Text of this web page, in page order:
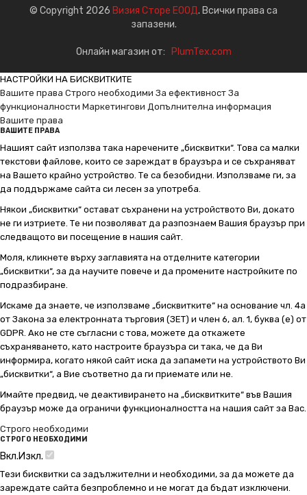
© Copyright 2026 Визия Сторе ЕООД. Всички права са
запазени.
Онлайн магазин от: PlumTex.com
НАСТРОЙКИ НА БИСКВИТКИТЕ
Вашите права Строго необходими За ефективност За
функционалности Маркетингови Допълнителна информация
Вашите права
ВАШИТЕ ПРАВА
Нашият сайт използва така наречените „бисквитки“. Това са малки
текстови файлове, които се зареждат в браузъра и се съхраняват
на Вашето крайно устройство. Те са безобидни. Използваме ги, за
да поддържаме сайта си лесен за употреба.
Някои „бисквитки“ остават съхранени на устройството Ви, докато
не ги изтриете. Те ни позволяват да разпознаем Вашия браузър при
следващото ви посещение в нашия сайт.
Моля, кликнете върху заглавията на отделните категории
„бисквитки“, за да научите повече и да промените настройките по
подразбиране.
Искаме да знаете, че използваме „бисквитките“ на основание чл. 4а
от Закона за електронната търговия (ЗЕТ) и член 6, ал. 1, буква (е) от
GDPR. Ако не сте съгласни с това, можете да откажете
съхраняването, като настроите браузъра си така, че да Ви
информира, когато някой сайт иска да запамети на устройството Ви
„бисквитки“, а Вие съответно да ги приемате или не.
Имайте предвид, че деактивирането на „бисквитките“ във Вашия
браузър може да ограничи функционалността на нашия сайт за Вас.
Строго необходими
СТРОГО НЕОБХОДИМИ
Вкл.Изкл.
Тези бисквитки са задължителни и необходими, за да можете да
зареждате сайта безпроблемно и не могат да бъдат изключени.